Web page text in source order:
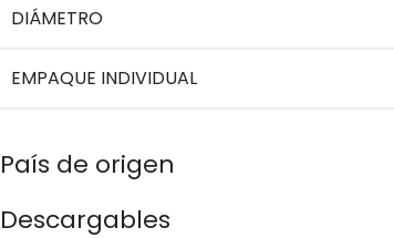
DIÁMETRO
EMPAQUE INDIVIDUAL
País de origen
Descargables